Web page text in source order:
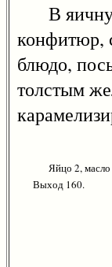
В яичную
конфитюр,
блюдо,
толстым
Яйцо 2, масло
Выход 160.